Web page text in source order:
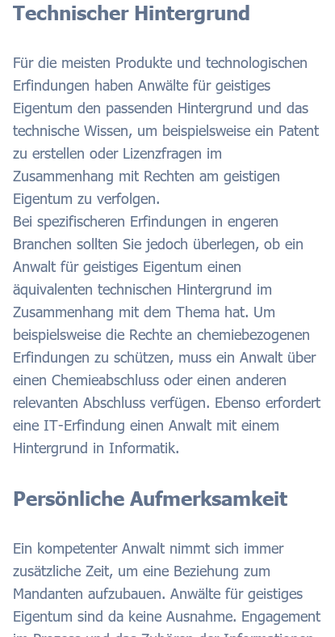
Technischer Hintergrund
Für die meisten Produkte und technologischen
Erfindungen haben Anwälte für geistiges
Eigentum den passenden Hintergrund und das
technische Wissen, um beispielsweise ein Patent
zu erstellen oder Lizenzfragen im
Zusammenhang mit Rechten am geistigen
Eigentum zu verfolgen.
Bei spezifischeren Erfindungen in engeren
Branchen sollten Sie jedoch überlegen, ob ein
Anwalt für geistiges Eigentum einen
äquivalenten technischen Hintergrund im
Zusammenhang mit dem Thema hat. Um
beispielsweise die Rechte an chemiebezogenen
Erfindungen zu schützen, muss ein Anwalt über
einen Chemieabschluss oder einen anderen
relevanten Abschluss verfügen. Ebenso erfordert
eine IT-Erfindung einen Anwalt mit einem
Hintergrund in Informatik.
Persönliche Aufmerksamkeit
Ein kompetenter Anwalt nimmt sich immer
zusätzliche Zeit, um eine Beziehung zum
Mandanten aufzubauen. Anwälte für geistiges
Eigentum sind da keine Ausnahme. Engagement